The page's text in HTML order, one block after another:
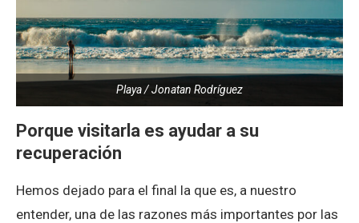
Playa / Jonatan Rodríguez
Porque visitarla es ayudar a su
recuperación
Hemos dejado para el final la que es, a nuestro
entender, una de las razones más importantes por las